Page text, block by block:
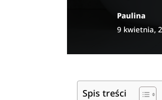
Paulina
9 kwietnia,
Spis treści